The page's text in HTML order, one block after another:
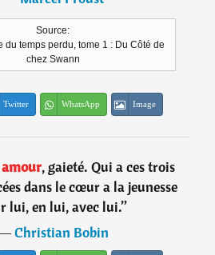
Source:
du temps perdu, tome 1 : Du Côté de
chez Swann
Twitter WhatsApp Image
amour, gaieté. Qui a ces trois
dans le cœur a la jeunesse
lui, en lui, avec lui.”
Christian Bobin